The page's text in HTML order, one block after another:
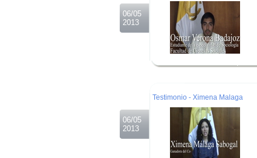
06/05
2013
06/05
2013
Testimonio - Ximena Malaga